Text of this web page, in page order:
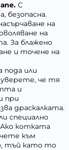
С
безопасна.
на
на
За блажено
и точене на
пода или
че тя
и
при
драскалката.
специално
котката
към
тъй като то